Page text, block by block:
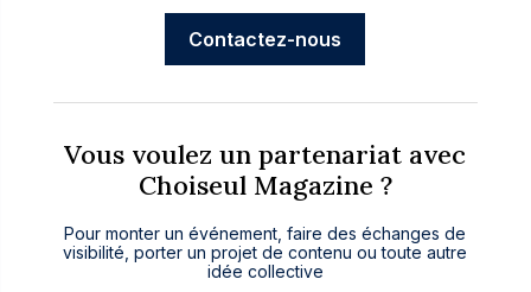
Contactez-nous
Vous voulez un partenariat avec
Choiseul Magazine ?
Pour monter un événement, faire des échanges de
visibilité, porter un projet de contenu ou toute autre
idée collective